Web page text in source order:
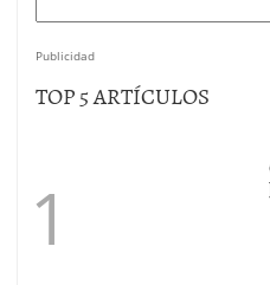
Publicidad
TOP 5 ARTÍCULOS